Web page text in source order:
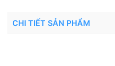
CHI TIẾT SẢN PHẨM